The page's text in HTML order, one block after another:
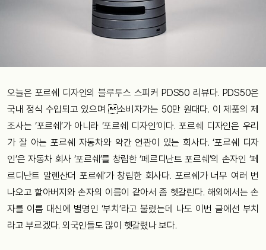
오늘은 포르쉐 디자인의 블루투스 스피커 PDS50 리뷰다. PDS50은
국내 정식 수입되고 있으며 소비자가는 50만 원대다. 이 제품의 제
조사는 ‘포르쉐’가 아니라 ‘포르쉐 디자인’이다. 포르쉐 디자인은 우리
가 잘 아는 포르쉐 자동차와 약간 연관이 있는 회사다. ‘포르쉐 디자
인’은 자동차 회사 ‘포르쉐’를 창립한 ‘페르디난트 포르쉐’의 손자인 ‘페
르디난트 알렌산더 포르쉐’가 창립한 회사다. 포르쉐가 너무 여러 번
나오고 할아버지와 손자의 이름이 같아서 좀 헷갈린다. 해외에서는 손
자를 이름 대신에 별명인 ‘부치’라고 불렀는데 나도 이번 글에선 부치
라고 부르겠다. 외국인들도 많이 헷갈렸나 보다.